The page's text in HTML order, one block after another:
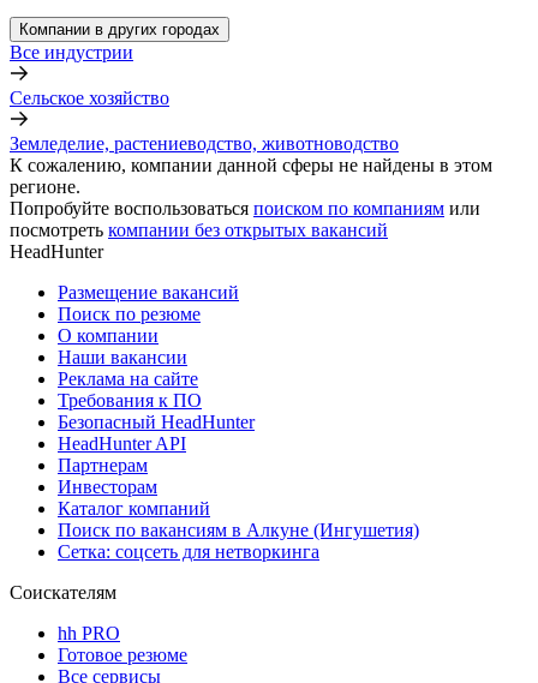
Компании в других городах
Все индустрии
Сельское хозяйство
Земледелие, растениеводство, животноводство
К сожалению, компании данной сферы не найдены в этом
регионе.
Попробуйте воспользоваться поиском по компаниям или
посмотреть компании без открытых вакансий
HeadHunter
Размещение вакансий
Поиск по резюме
О компании
Наши вакансии
Реклама на сайте
Требования к ПО
Безопасный HeadHunter
HeadHunter API
Партнерам
Инвесторам
Каталог компаний
Поиск по вакансиям в Алкуне (Ингушетия)
Сетка: соцсеть для нетворкинга
Соискателям
hh PRO
Готовое резюме
Все сервисы